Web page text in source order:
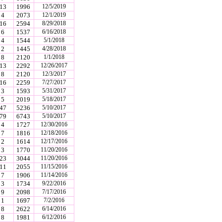
1996 12/5/2019
4 2073 12/1/2019
2594 8/29/2018
6 1537 6/16/2018
4 1544 5/1/2018
2 1445 4/28/2018
8 2120 1/1/2018
2292 12/26/2017
8 2120 12/3/2017
2259 7/27/2017
3 1593 5/31/2017
5 2019 5/18/2017
5236 5/10/2017
6743 5/10/2017
4 1727 12/30/2016
7 1816 12/18/2016
2 1614 12/17/2016
3 1770 11/20/2016
3044 11/20/2016
2055 11/15/2016
7 1906 11/14/2016
3 1734 9/22/2016
9 2098 7/17/2016
1 1697 7/2/2016
8 2622 6/14/2016
8 1981 6/12/2016